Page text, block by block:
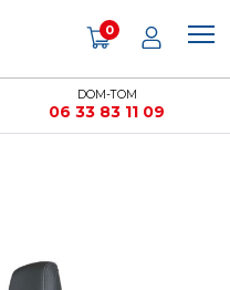
DOM-TOM
06 33 83 11 09
0